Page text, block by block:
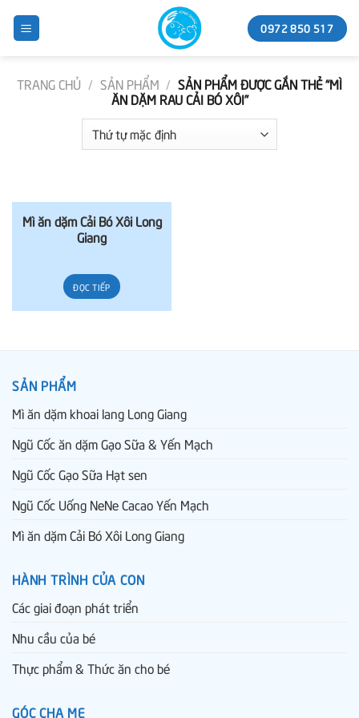
0972 850 517
TRANG CHỦ / SẢN PHẨM / SẢN PHẨM ĐƯỢC GẮN THẺ “MÌ
ĂN DẶM RAU CẢI BÓ XÔI”
Mì ăn dặm Cải Bó Xôi Long
Giang
ĐỌC TIẾP
SẢN PHẨM
Mì ăn dặm khoai lang Long Giang
Ngũ Cốc ăn dặm Gạo Sữa & Yến Mạch
Ngũ Cốc Gạo Sữa Hạt sen
Ngũ Cốc Uống NeNe Cacao Yến Mạch
Mì ăn dặm Cải Bó Xôi Long Giang
HÀNH TRÌNH CỦA CON
Các giai đoạn phát triển
Nhu cầu của bé
Thực phẩm & Thức ăn cho bé
GÓC CHA MẸ